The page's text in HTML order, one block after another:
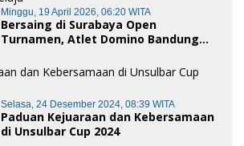
Minggu, 19 April 2026, 06:20 WITA
Bersaing di Surabaya Open
Turnamen, Atlet Domino Bandung
Selasa, 24 Desember 2024, 08:39 WITA
Paduan Kejuaraan dan Kebersamaan
di Unsulbar Cup 2024